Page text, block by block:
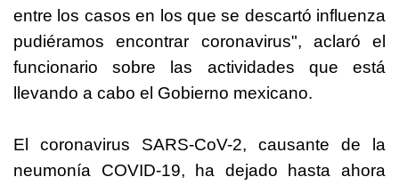
entre los casos en los que se descartó influenza
pudiéramos encontrar coronavirus", aclaró el
funcionario sobre las actividades que está
llevando a cabo el Gobierno mexicano.
El coronavirus SARS-CoV-2, causante de la
neumonía COVID-19, ha dejado hasta ahora